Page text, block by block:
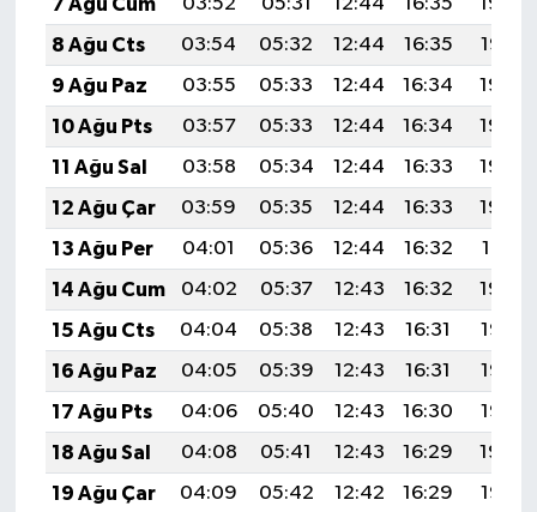
8 Ağu Cts
03:54 05:32 12:44 16:35
19:47
9 Ağu Paz
03:55 05:33 12:44 16:34
19:46
10 Ağu Pts
03:57 05:33 12:44 16:34
19:45
11 Ağu Sal
03:58 05:34 12:44 16:33
19:43
12 Ağu Çar
03:59 05:35 12:44 16:33
19:42
13 Ağu Per
04:01 05:36 12:44 16:32
19:41
14 Ağu Cum
04:02 05:37 12:43 16:32
19:40
15 Ağu Cts
04:04 05:38 12:43 16:31
19:38
16 Ağu Paz
04:05 05:39 12:43 16:31
19:37
17 Ağu Pts
04:06 05:40 12:43 16:30
19:36
18 Ağu Sal
04:08 05:41 12:43 16:29
19:34
19 Ağu Çar
04:09 05:42 12:42 16:29
19:33